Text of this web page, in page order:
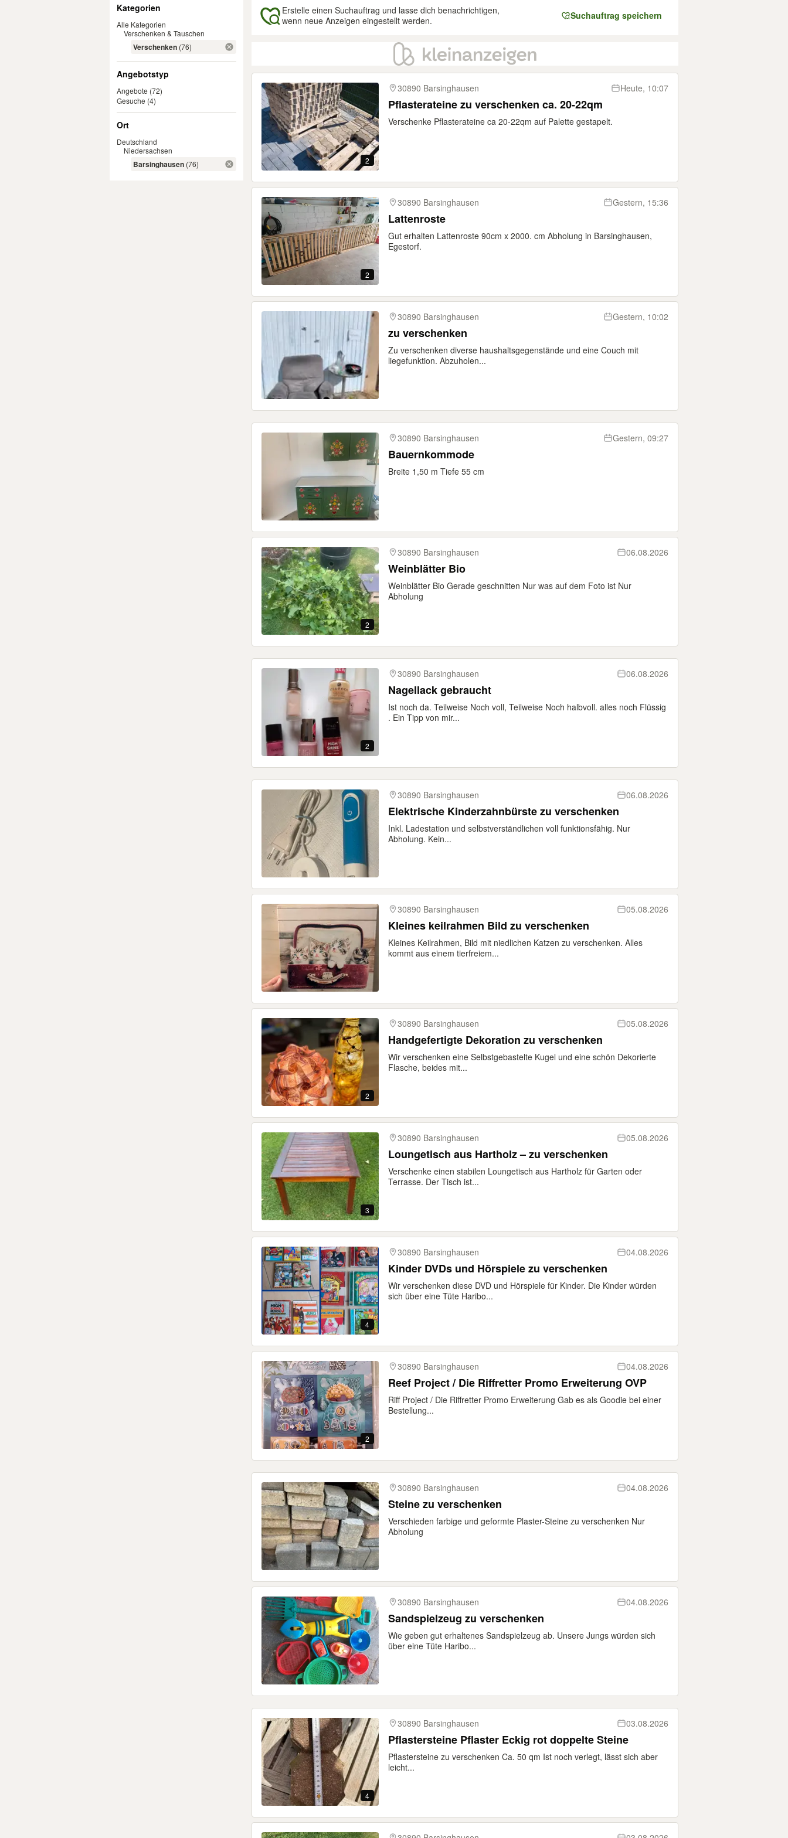
Kategorien
Alle Kategorien
Verschenken & Tauschen
Verschenken (76)
Angebotstyp
Angebote (72)
Gesuche (4)
Ort
Deutschland
Niedersachsen
Barsinghausen (76)
Erstelle einen Suchauftrag und lasse dich benachrichtigen,
wenn neue Anzeigen eingestellt werden.
Suchauftrag speichern
Ergebnisse
2
30890 Barsinghausen Heute, 10:07
Pflasterateine zu verschenken ca. 20-22qm
Verschenke Pflasterateine ca 20-22qm auf Palette gestapelt.
2
30890 Barsinghausen Gestern, 15:36
Lattenroste
Gut erhalten Lattenroste 90cm x 2000. cm Abholung in Barsinghausen,
Egestorf.
30890 Barsinghausen Gestern, 10:02
zu verschenken
Zu verschenken diverse haushaltsgegenstände und eine Couch mit
liegefunktion. Abzuholen...
30890 Barsinghausen Gestern, 09:27
Bauernkommode
Breite 1,50 m Tiefe 55 cm
2
30890 Barsinghausen 06.08.2026
Weinblätter Bio
Weinblätter Bio Gerade geschnitten Nur was auf dem Foto ist Nur
Abholung
2
30890 Barsinghausen 06.08.2026
Nagellack gebraucht
Ist noch da. Teilweise Noch voll, Teilweise Noch halbvoll. alles noch Flüssig
. Ein Tipp von mir...
30890 Barsinghausen 06.08.2026
Elektrische Kinderzahnbürste zu verschenken
Inkl. Ladestation und selbstverständlichen voll funktionsfähig. Nur
Abholung. Kein...
30890 Barsinghausen 05.08.2026
Kleines keilrahmen Bild zu verschenken
Kleines Keilrahmen, Bild mit niedlichen Katzen zu verschenken. Alles
kommt aus einem tierfreiem...
2
30890 Barsinghausen 05.08.2026
Handgefertigte Dekoration zu verschenken
Wir verschenken eine Selbstgebastelte Kugel und eine schön Dekorierte
Flasche, beides mit...
3
30890 Barsinghausen 05.08.2026
Loungetisch aus Hartholz – zu verschenken
Verschenke einen stabilen Loungetisch aus Hartholz für Garten oder
Terrasse. Der Tisch ist...
4
30890 Barsinghausen 04.08.2026
Kinder DVDs und Hörspiele zu verschenken
Wir verschenken diese DVD und Hörspiele für Kinder. Die Kinder würden
sich über eine Tüte Haribo...
2
30890 Barsinghausen 04.08.2026
Reef Project / Die Riffretter Promo Erweiterung OVP
Riff Project / Die Riffretter Promo Erweiterung Gab es als Goodie bei einer
Bestellung...
30890 Barsinghausen 04.08.2026
Steine zu verschenken
Verschieden farbige und geformte Plaster-Steine zu verschenken Nur
Abholung
30890 Barsinghausen 04.08.2026
Sandspielzeug zu verschenken
Wie geben gut erhaltenes Sandspielzeug ab. Unsere Jungs würden sich
über eine Tüte Haribo...
4
30890 Barsinghausen 03.08.2026
Pflastersteine Pflaster Eckig rot doppelte Steine
Pflastersteine zu verschenken Ca. 50 qm Ist noch verlegt, lässt sich aber
leicht...